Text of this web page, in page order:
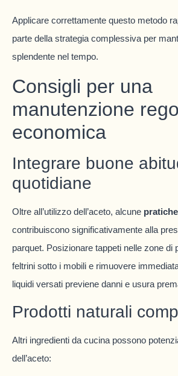
Applicare correttamente questo metodo
parte della strategia complessiva per
splendente nel tempo.
Consigli per una
manutenzione
economica
Integrare buone
quotidiane
Oltre all’utilizzo dell’aceto, alcune
contribuiscono significativamente alla
parquet. Posizionare tappeti nelle zone di
feltrini sotto i mobili e rimuovere
liquidi versati previene danni e usura
Prodotti naturali
Altri ingredienti da cucina possono
dell’aceto: